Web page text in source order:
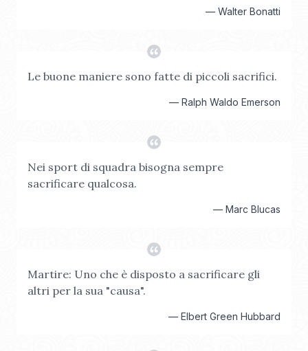
— Walter Bonatti
Le buone maniere sono fatte di piccoli sacrifici.
— Ralph Waldo Emerson
Nei sport di squadra bisogna sempre
sacrificare qualcosa.
— Marc Blucas
Martire: Uno che è disposto a sacrificare gli
altri per la sua "causa".
— Elbert Green Hubbard